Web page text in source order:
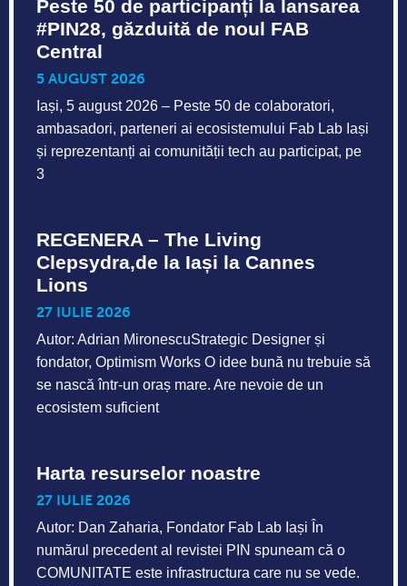
Peste 50 de participanți la lansarea
#PIN28, găzduită de noul FAB
Central
5 AUGUST 2026
Iași, 5 august 2026 – Peste 50 de colaboratori,
ambasadori, parteneri ai ecosistemului Fab Lab Iași
și reprezentanți ai comunității tech au participat, pe
3
REGENERA – The Living
Clepsydra,de la Iași la Cannes
Lions
27 IULIE 2026
Autor: Adrian MironescuStrategic Designer și
fondator, Optimism Works O idee bună nu trebuie să
se nască într-un oraș mare. Are nevoie de un
ecosistem suficient
Harta resurselor noastre
27 IULIE 2026
Autor: Dan Zaharia, Fondator Fab Lab Iași În
numărul precedent al revistei PIN spuneam că o
COMUNITATE este infrastructura care nu se vede.